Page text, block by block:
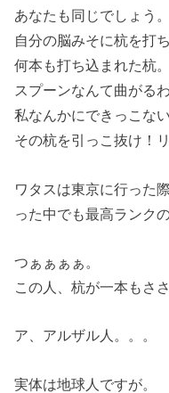
あなたも同じでしょう。
自分の脳みそに杭を打
何本も打ち込まれた杭。
スプーンなんて曲がる
私なんかにできっこない
その杭を引っこ抜け！
ワタスは東京に行った
った中でも最高ランク
つぁぁぁぁ。
この人、杭が一本もさ
ア、アルザル人。。。
実体は地球人ですが。